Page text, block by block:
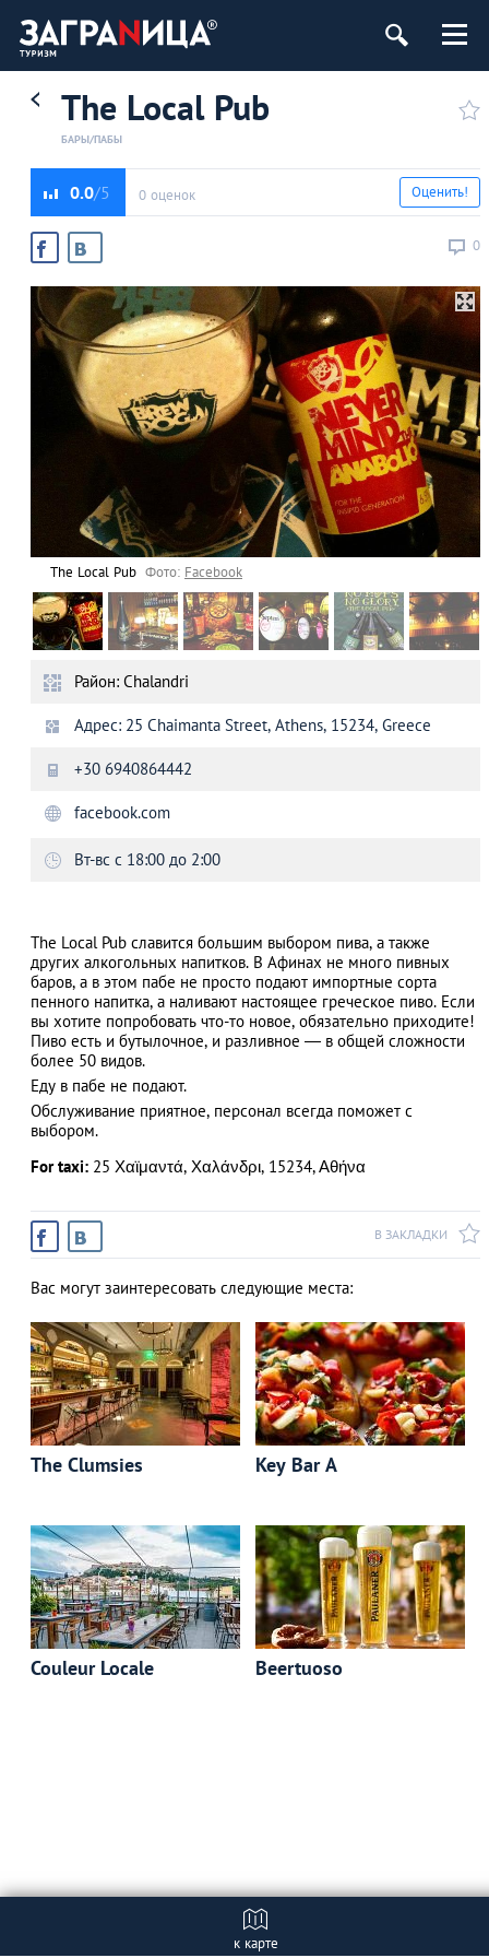
The Local Pub
БАРЫ/ПАБЫ
0.0 0 оценок
0
Оценить!
The Local Pub Фото: Facebook
Район: Chalandri
Адрес: 25 Chaimanta Street, Athens, 15234, Greece
+30 6940864442
facebook.com
Вт-вс с 18:00 до 2:00
The Local Pub славится большим выбором пива, а также
других алкогольных напитков. В Афинах не много пивных
баров, а в этом пабе не просто подают импортные сорта
пенного напитка, а наливают настоящее греческое пиво. Если
вы хотите попробовать что-то новое, обязательно приходите!
Пиво есть и бутылочное, и разливное — в общей сложности
более 50 видов.
Еду в пабе не подают.
Обслуживание приятное, персонал всегда поможет с
выбором.
For taxi: 25 Χαϊμαντά, Χαλάνδρι, 15234, Αθήνα
В ЗАКЛАДКИ
Вас могут заинтересовать следующие места:
The Clumsies Key Bar A
Couleur Locale Beertuoso
к карте